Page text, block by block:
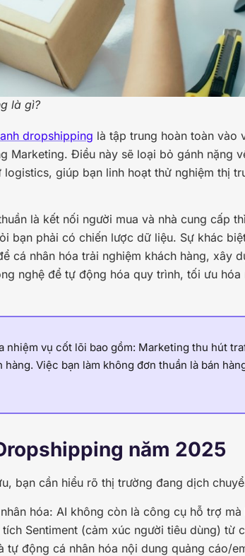
là gì?
dropshipping là tập trung hoàn toàn vào
Marketing. Điều này sẽ loại bỏ gánh nặng
giúp bạn linh hoạt thử nghiệm thị
là kết nối người mua và nhà cung cấp
bạn phải có chiến lược dữ liệu. Sự khác
cá nhân hóa trải nghiệm khách hàng, xây
nghệ để tự động hóa quy trình, tối ưu hóa
nhiệm vụ cốt lõi bao gồm: Marketing thu hút
Việc bạn làm không đơn thuần là bán
năm 2025
bạn cần hiểu rõ thị trường đang dịch
hóa: AI không còn là công cụ hỗ trợ
Sentiment (cảm xúc người tiêu dùng) từ
tự động cá nhân hóa nội dung quảng cáo/